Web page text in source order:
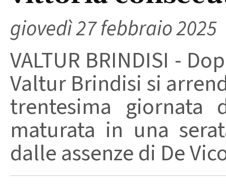
giovedì 27 febbraio 2025
VALTUR BRINDISI -
Valtur Brindisi si
trentesima giornata
maturata in una
dalle assenze di De